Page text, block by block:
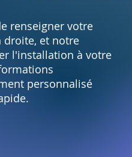
renseigner votre
droite, et notre
l'installation à votre
personnalisé